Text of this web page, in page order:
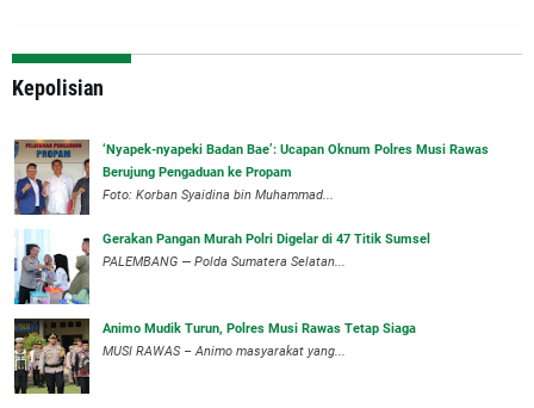
Kepolisian
‘Nyapek-nyapeki Badan Bae’: Ucapan Oknum Polres Musi Rawas
Berujung Pengaduan ke Propam
Foto: Korban Syaidina bin Muhammad...
Gerakan Pangan Murah Polri Digelar di 47 Titik Sumsel
PALEMBANG — Polda Sumatera Selatan...
Animo Mudik Turun, Polres Musi Rawas Tetap Siaga
MUSI RAWAS – Animo masyarakat yang...